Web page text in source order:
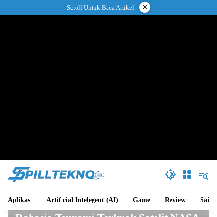
ke
Scroll Untuk Baca Artikel ×
Aplikasi Artificial Intelegent (AI) Game Review Sains
Sains